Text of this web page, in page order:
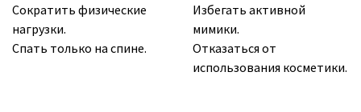
Сократить физические
нагрузки.
Избегать активной
мимики.
Спать только на спине.
Отказаться от
использования косметики.